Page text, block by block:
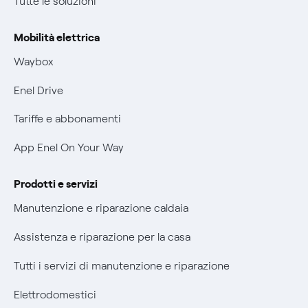
Mobilità Elettrica
Phishing e truffe online
Verifica chi ti ha chiamato
Agevolazione utenti con disabilità per offerte Fibra
Mobilità elettrica
Waybox
Enel Drive
Tariffe e abbonamenti
App Enel On Your Way
Prodotti e servizi
Manutenzione e riparazione caldaia
Assistenza e riparazione per la casa
Tutti i servizi di manutenzione e riparazione
Elettrodomestici